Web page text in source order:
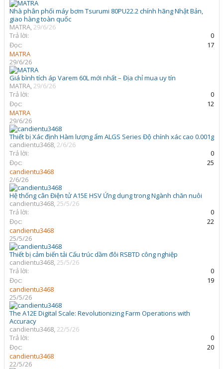
Nhà phân phối máy bơm Tsurumi 80PU22.2 chính hãng Nhật Bản,
giao hàng toàn quốc
MATRA,29/6/26
Trả lời:
0
Đọc:
17
MATRA
29/6/26
Giá bình tích áp Varem 60L mới nhất – Địa chỉ mua uy tín
MATRA,29/6/26
Trả lời:
0
Đọc:
12
MATRA
29/6/26
Thiết bị Xác định Hàm lượng ẩm ALGS Series Độ chính xác cao 0.001g
candientu3468,2/6/26
Trả lời:
0
Đọc:
25
candientu3468
2/6/26
Hệ thống cân Điện tử A15E HSV Ứng dụng trong Ngành chăn nuôi
candientu3468,25/5/26
Trả lời:
0
Đọc:
22
candientu3468
25/5/26
Thiết bị cảm biến tải Cấu trúc dầm đôi RSBTD công nghiệp
candientu3468,25/5/26
Trả lời:
0
Đọc:
19
candientu3468
25/5/26
The A12E Digital Scale: Revolutionizing Farm Operations with
Accuracy
candientu3468,22/5/26
Trả lời:
0
Đọc:
20
candientu3468
22/5/26